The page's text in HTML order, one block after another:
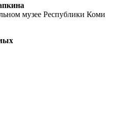
музее Республики Коми